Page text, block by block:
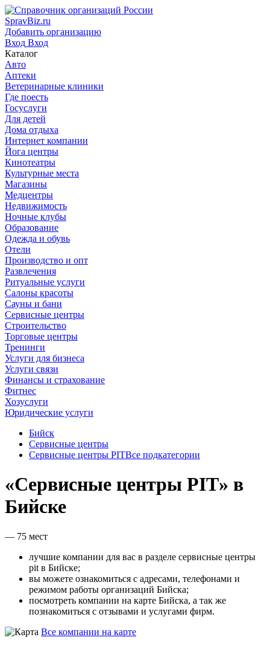
SpravBiz.ru
Добавить организацию
Вход Вход
Каталог
Авто
Аптеки
Ветеринарные клиники
Где поесть
Госуслуги
Для детей
Дома отдыха
Интернет компании
Йога центры
Кинотеатры
Культурные места
Магазины
Медцентры
Недвижимость
Ночные клубы
Образование
Одежда и обувь
Отели
Производство и опт
Развлечения
Ритуальные услуги
Салоны красоты
Сауны и бани
Сервисные центры
Строительство
Торговые центры
Тренинги
Услуги для бизнеса
Услуги связи
Финансы и страхование
Фитнес
Хозуслуги
Юридические услуги
Бийск
Сервисные центры
Сервисные центры PITВсе подкатегории
«Сервисные центры PIT» в
Бийске
— 75 мест
лучшие компании для вас в разделе сервисные центры
pit в Бийске;
вы можете ознакомиться с адресами, телефонами и
режимом работы организаций Бийска;
посмотреть компании на карте Бийска, а так же
познакомиться с отзывами и услугами фирм.
Все компании на карте